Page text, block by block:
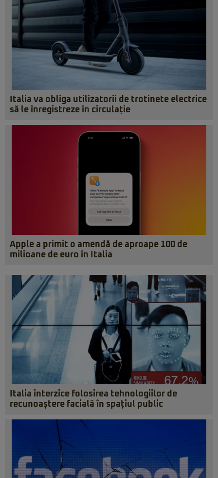
Italia va obliga utilizatorii de trotinete electrice
să le înregistreze în circulație
Apple a primit o amendă de aproape 100 de
milioane de euro în Italia
Italia interzice folosirea tehnologiilor de
recunoaștere facială în spațiul public